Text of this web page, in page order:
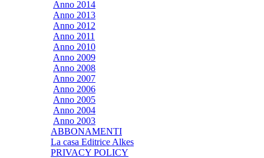
Anno 2014
Anno 2013
Anno 2012
Anno 2011
Anno 2010
Anno 2009
Anno 2008
Anno 2007
Anno 2006
Anno 2005
Anno 2004
Anno 2003
ABBONAMENTI
La casa Editrice Alkes
PRIVACY POLICY